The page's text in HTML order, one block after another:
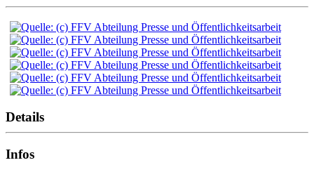
Details
Infos